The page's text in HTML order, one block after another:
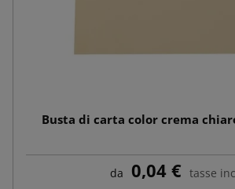
Busta di carta color crema
da 0,04 € tasse